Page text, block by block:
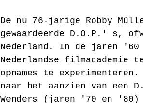
De nu 76-jarige Robby
gewaardeerde D.O.P.' s,
Nederland. In de jaren
Nederlandse filmacademie
opnames te
naar het aanzien van een
Wenders (jaren '70 en